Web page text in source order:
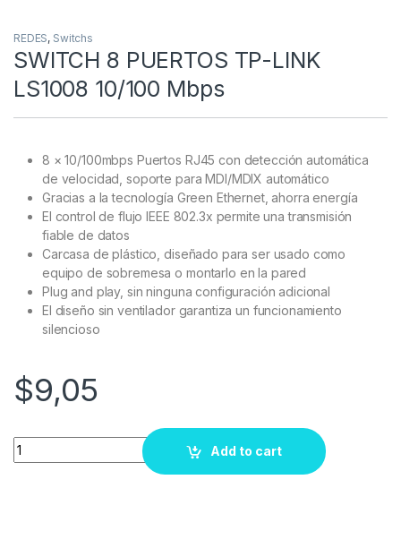
REDES, Switchs
SWITCH 8 PUERTOS TP-LINK
LS1008 10/100 Mbps
8 × 10/100mbps Puertos RJ45 con detección automática
de velocidad, soporte para MDI/MDIX automático
Gracias a la tecnología Green Ethernet, ahorra energía
El control de flujo IEEE 802.3x permite una transmisión
fiable de datos
Carcasa de plástico, diseñado para ser usado como
equipo de sobremesa o montarlo en la pared
Plug and play, sin ninguna configuración adicional
El diseño sin ventilador garantiza un funcionamiento
silencioso
$9,05
Quantity
Add to cart